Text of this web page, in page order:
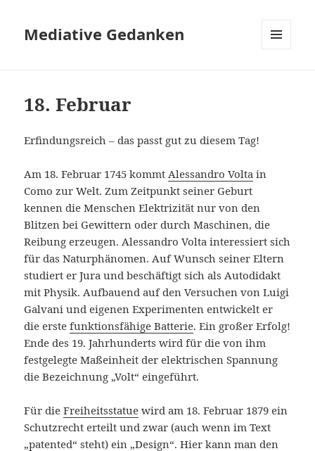
Mediative Gedanken
18. Februar
Erfindungsreich – das passt gut zu diesem Tag!
Am 18. Februar 1745 kommtAlessandro Volta in
Como zur Welt. Zum Zeitpunkt seiner Geburt
kennen die Menschen Elektrizität nur von den
Blitzen bei Gewittern oder durch Maschinen, die
Reibung erzeugen. Alessandro Volta interessiert sich
für das Naturphänomen. Auf Wunsch seiner Eltern
studiert er Jura und beschäftigt sich als Autodidakt
mit Physik. Aufbauend auf den Versuchen von Luigi
Galvani und eigenen Experimenten entwickelt er
die erstefunktionsfähige Batterie. Ein großer Erfolg!
Ende des 19. Jahrhunderts wird für die von ihm
festgelegte Maßeinheit der elektrischen Spannung
die Bezeichnung „Volt“ eingeführt.
Für dieFreiheitsstatue wird am 18. Februar 1879 ein
Schutzrecht erteilt und zwar (auch wenn im Text
„patented“ steht) ein „Design“.Hier kann man den